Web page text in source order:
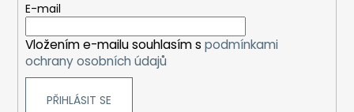
E-mail
Vložením e-mailu souhlasím s podmínkami
ochrany osobních údajů
PŘIHLÁSIT SE